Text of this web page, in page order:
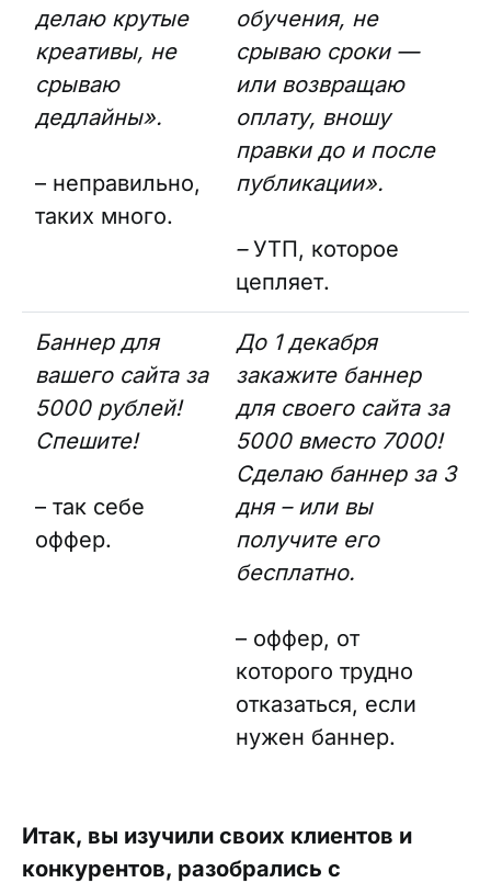
делаю крутые
креативы, не
срываю
дедлайны».
– неправильно,
таких много.
обучения, не
срываю сроки —
или возвращаю
оплату, вношу
правки до и после
публикации».
–УТП, которое
цепляет.
Баннер для
вашего сайта за
5000 рублей!
Спешите!
– так себе
оффер.
До 1 декабря
закажите баннер
для своего сайта за
5000 вместо 7000!
Сделаю баннер за 3
дня – или вы
получите его
бесплатно.
– оффер, от
которого трудно
отказаться, если
нужен баннер.
Итак, вы изучили своих клиентов и
конкурентов, разобрались с